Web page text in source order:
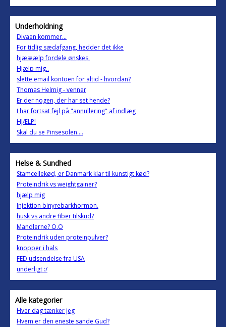
Underholdning
Divaen kommer...
For tidlig sædafgang, hedder det ikke
hjææælp fordele ønskes.
Hjælp mig..
slette email kontoen for altid - hvordan?
Thomas Helmig - venner
Er der nogen, der har set hende?
I har fortsat fejl på "annullering" af indlæg
HJÆLP!
Skal du se Pinsesolen….
Helse & Sundhed
Stamcellekød, er Danmark klar til kunstigt kød?
Proteindrik vs weightgainer?
hjælp mig
Injektion binyrebarkhormon.
husk vs andre fiber tilskud?
Mandlerne? O.O
Proteindrik uden proteinpulver?
knopper i hals
FED udsendelse fra USA
underligt :/
Alle kategorier
Hver dag tænker jeg
Hvem er den eneste sande Gud?